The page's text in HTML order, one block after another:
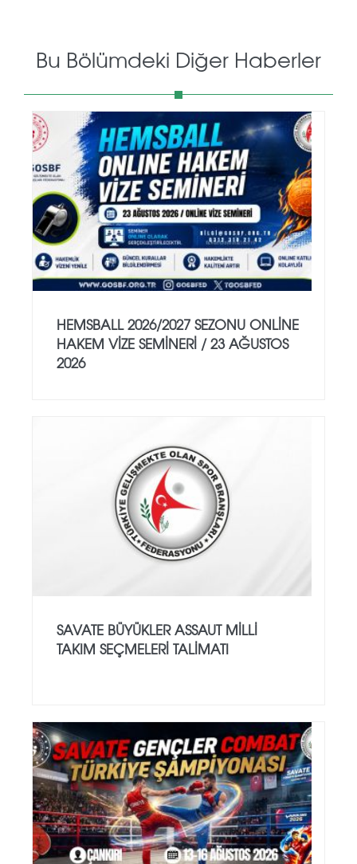
Bu Bölümdeki Diğer Haberler
HEMSBALL 2026/2027 SEZONU ONLİNE
HAKEM VİZE SEMİNERİ / 23 AĞUSTOS
2026
SAVATE BÜYÜKLER ASSAUT MİLLİ
TAKIM SEÇMELERİ TALİMATI